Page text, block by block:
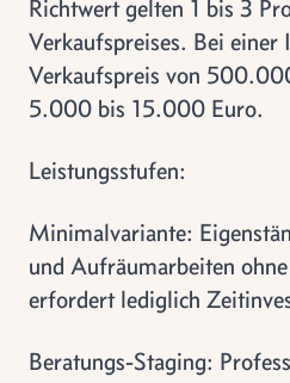
Richtwert gelten 1 bis 3
Verkaufspreises. Bei
Verkaufspreis von
5.000 bis 15.000 Euro.
Leistungsstufen:
Minimalvariante:
und Aufräumarbeiten
erfordert lediglich
Beratungs-Staging: